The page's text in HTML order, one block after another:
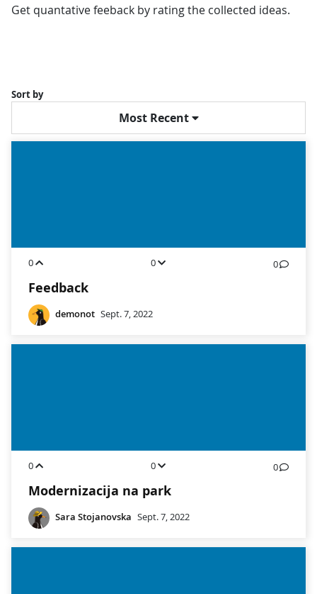
Get quantative feeback by rating the collected ideas.
Sort by
Most Recent
0 0 0
Feedback
demonot Sept. 7, 2022
0 0 0
Modernizacija na park
Sara Stojanovska Sept. 7, 2022